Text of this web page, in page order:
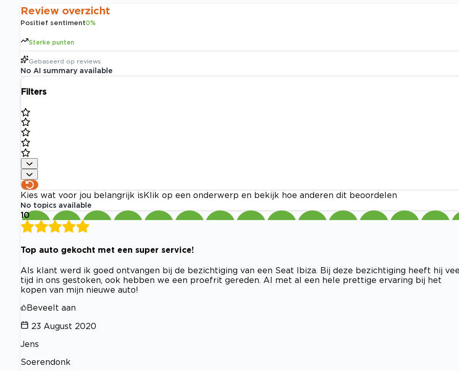
Review overzicht
Positief sentiment0%
Sterke punten
Gebaseerd op reviews
No AI summary available
Filters
Kies wat voor jou belangrijk is Klik op een onderwerp en bekijk hoe anderen dit beoordelen
No topics available
10
Top auto gekocht met een super service!
Als klant werd ik goed ontvangen bij de bezichtiging van een Seat Ibiza. Bij deze bezichtiging heeft hij
tijd in ons gestoken, ook hebben we een proefrit gereden. Al met al een hele prettige ervaring bij het
kopen van mijn nieuwe auto!
Beveelt aan
23 August 2020
Jens
Soerendonk